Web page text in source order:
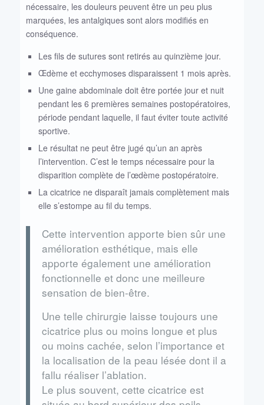
nécessaire, les douleurs peuvent être un peu plus
marquées, les antalgiques sont alors modifiés en
conséquence.
Les fils de sutures sont retirés au quinzième jour.
Œdème et ecchymoses disparaissent 1 mois après.
Une gaine abdominale doit être portée jour et nuit
pendant les 6 premières semaines postopératoires,
période pendant laquelle, il faut éviter toute activité
sportive.
Le résultat ne peut être jugé qu’un an après
l’intervention. C’est le temps nécessaire pour la
disparition complète de l’œdème postopératoire.
La cicatrice ne disparaît jamais complètement mais
elle s’estompe au fil du temps.
Cette intervention apporte bien sûr une
amélioration esthétique, mais elle
apporte également une amélioration
fonctionnelle et donc une meilleure
sensation de bien-être.
Une telle chirurgie laisse toujours une
cicatrice plus ou moins longue et plus
ou moins cachée, selon l’importance et
la localisation de la peau lésée dont il a
fallu réaliser l’ablation.
Le plus souvent, cette cicatrice est